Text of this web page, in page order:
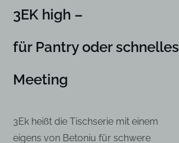
3EK high –
für Pantry oder schnelles
Meeting
3Ek heißt die Tischserie mit einem
eigens von Betoniu für schwere